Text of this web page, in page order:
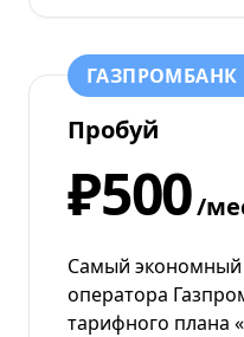
Пробуй
₽500/
Самый экономный
оператора
тарифного плана